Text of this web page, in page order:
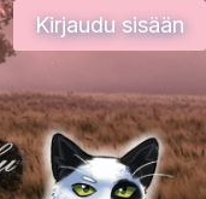
Kirjaudu sisään